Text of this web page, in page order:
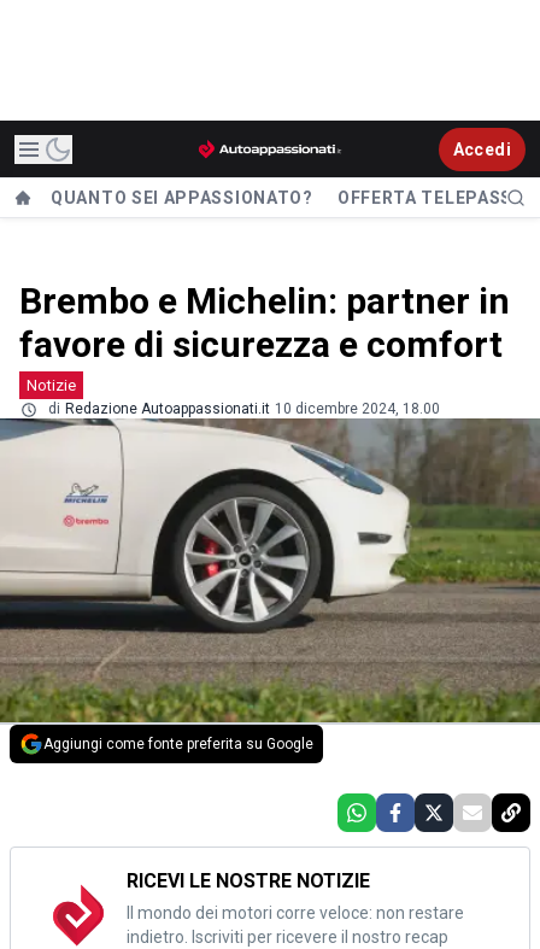
Accedi
QUANTO SEI APPASSIONATO? OFFERTA TELEPASS
Brembo e Michelin: partner in
favore di sicurezza e comfort
Notizie
di Redazione Autoappassionati.it 10 dicembre 2024, 18.00
Aggiungi come fonte preferita su Google
RICEVI LE NOSTRE NOTIZIE
Il mondo dei motori corre veloce: non restare
indietro. Iscriviti per ricevere il nostro recap